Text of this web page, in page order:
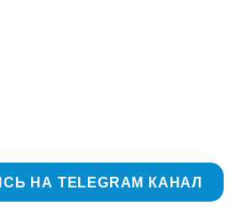
НА TELEGRAM КАНАЛ